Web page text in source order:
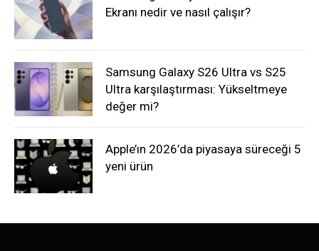
Ekranı nedir ve nasıl çalışır?
Samsung Galaxy S26 Ultra vs S25
Ultra karşılaştırması: Yükseltmeye
değer mi?
Apple’ın 2026’da piyasaya süreceği 5
yeni ürün